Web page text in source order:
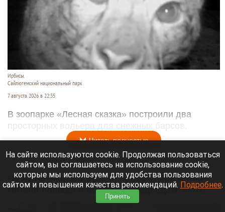
Ирбисы.
Сайлюгемский национальный парк
7 августа 2026 в 22:35
В зоопарке «Лесная сказка» построили два
просторных вольера для снежных барсов.
Читать полностью
На Алтае морпех выжил после удара молнии,
гибели лошади и встречи с медведем. Фото
На сайте используются cookie. Продолжая пользоваться
сайтом, вы соглашаетесь на использование cookie,
которые мы используем для удобства пользования
сайтом и повышения качества рекомендаций. Подробнее.
Принять